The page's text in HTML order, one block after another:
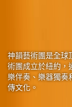
神韻藝術團是全球
術團成立於紐約，
樂伴奏、樂器獨奏
傳文化。